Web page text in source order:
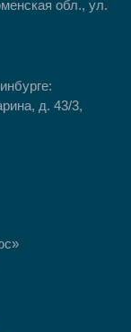
обл., ул.
д. 43/3,